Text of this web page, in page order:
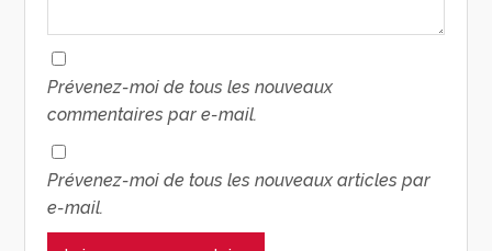
Prévenez-moi de tous les nouveaux
commentaires par e-mail.
Prévenez-moi de tous les nouveaux articles par
e-mail.